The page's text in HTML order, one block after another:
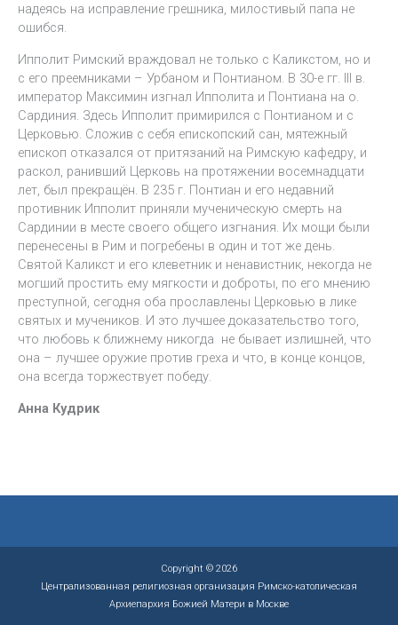
надеясь на исправление грешника, милостивый папа не
ошибся.
Ипполит Римский враждовал не только с Каликстом, но и
с его преемниками – Урбаном и Понтианом. В 30-е гг. III в.
император Максимин изгнал Ипполита и Понтиана на о.
Сардиния. Здесь Ипполит примирился с Понтианом и с
Церковью. Сложив с себя епископский сан, мятежный
епископ отказался от притязаний на Римскую кафедру, и
раскол, ранивший Церковь на протяжении восемнадцати
лет, был прекращён. В 235 г. Понтиан и его недавний
противник Ипполит приняли мученическую смерть на
Сардинии в месте своего общего изгнания. Их мощи были
перенесены в Рим и погребены в один и тот же день.
Святой Каликст и его клеветник и ненавистник, некогда не
могший простить ему мягкости и доброты, по его мнению
преступной, сегодня оба прославлены Церковью в лике
святых и мучеников. И это лучшее доказательство того,
что любовь к ближнему никогда не бывает излишней, что
она – лучшее оружие против греха и что, в конце концов,
она всегда торжествует победу.
Анна Кудрик
Copyright © 2026
Централизованная религиозная организация Римско-католическая
Архиепархия Божией Матери в Москве